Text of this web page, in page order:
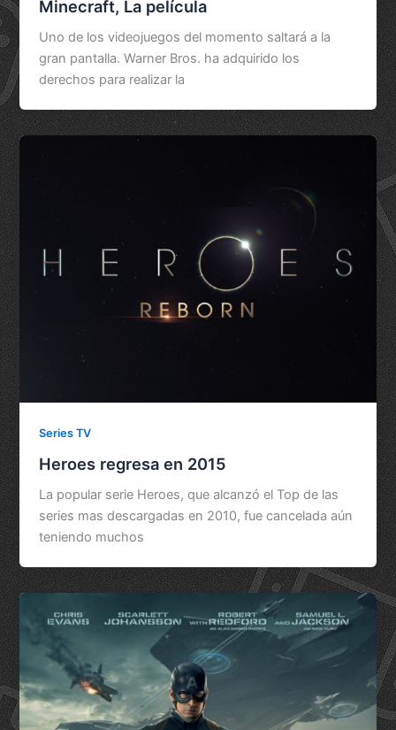
Minecraft, La película
Uno de los videojuegos del momento saltará a la
gran pantalla. Warner Bros. ha adquirido los
derechos para realizar la
Series TV
Heroes regresa en 2015
La popular serie Heroes, que alcanzó el Top de las
series mas descargadas en 2010, fue cancelada aún
teniendo muchos